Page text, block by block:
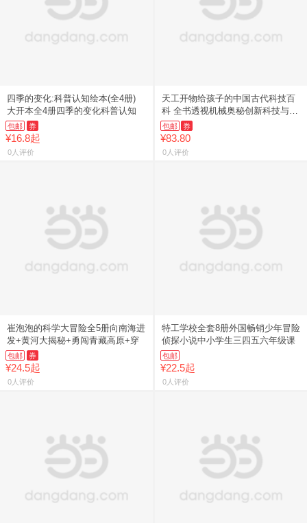
四季的变化:科普认知绘本(全4册)
大开本全4册四季的变化科普认知
包邮 券
¥16.8起
0人评价
天工开物给孩子的中国古代科技百
科 全书透视机械奥秘创新科技与发
明
包邮 券
¥83.80
0人评价
崔泡泡的科学大冒险全5册向南海进
发+黄河大揭秘+勇闯青藏高原+穿
包邮 券
¥24.5起
0人评价
特工学校全套8册外国畅销少年冒险
侦探小说中小学生三四五六年级课
包邮
¥22.5起
0人评价